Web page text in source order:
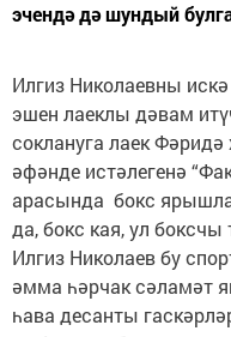
эчендә дә шундый
Илгиз Николаевны
эшен лаеклы дәвам
соклануга лаек
әфәнде истәлегенә
арасында бокс
да, бокс кая, ул
Илгиз Николаев бу
әмма һәрчак сәламәт
һава десанты